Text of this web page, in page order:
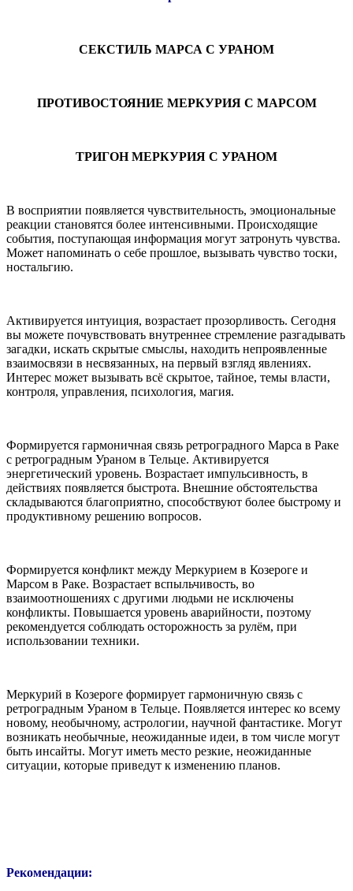
СЕКСТИЛЬ МАРСА С УРАНОМ
ПРОТИВОСТОЯНИЕ МЕРКУРИЯ С МАРСОМ
ТРИГОН МЕРКУРИЯ С УРАНОМ
В восприятии появляется чувствительность, эмоциональные
реакции становятся более интенсивными. Происходящие
события, поступающая информация могут затронуть чувства.
Может напоминать о себе прошлое, вызывать чувство тоски,
ностальгию.
Активируется интуиция, возрастает прозорливость. Сегодня
вы можете почувствовать внутреннее стремление разгадывать
загадки, искать скрытые смыслы, находить непроявленные
взаимосвязи в несвязанных, на первый взгляд явлениях.
Интерес может вызывать всё скрытое, тайное, темы власти,
контроля, управления, психология, магия.
Формируется гармоничная связь ретроградного Марса в Раке
с ретроградным Ураном в Тельце. Активируется
энергетический уровень. Возрастает импульсивность, в
действиях появляется быстрота. Внешние обстоятельства
складываются благоприятно, способствуют более быстрому и
продуктивному решению вопросов.
Формируется конфликт между Меркурием в Козероге и
Марсом в Раке. Возрастает вспыльчивость, во
взаимоотношениях с другими людьми не исключены
конфликты. Повышается уровень аварийности, поэтому
рекомендуется соблюдать осторожность за рулём, при
использовании техники.
Меркурий в Козероге формирует гармоничную связь с
ретроградным Ураном в Тельце. Появляется интерес ко всему
новому, необычному, астрологии, научной фантастике. Могут
возникать необычные, неожиданные идеи, в том числе могут
быть инсайты. Могут иметь место резкие, неожиданные
ситуации, которые приведут к изменению планов.
Рекомендации: